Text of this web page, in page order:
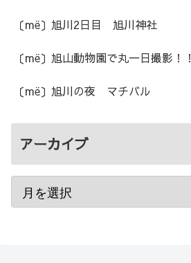
〔më〕旭川2日目 旭川神社
〔më〕旭山動物園で丸一日撮影！！
〔më〕旭川の夜 マチバル
アーカイブ